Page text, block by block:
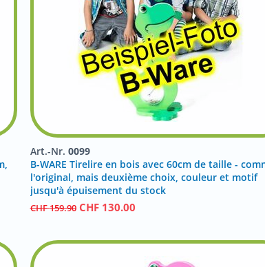
Art.-Nr. 0099
B-WARE Tirelire en bois avec 60cm de taille -
l'original, mais deuxième choix, couleur et motif
jusqu'à épuisement du stock
CHF159.90 CHF 130.00